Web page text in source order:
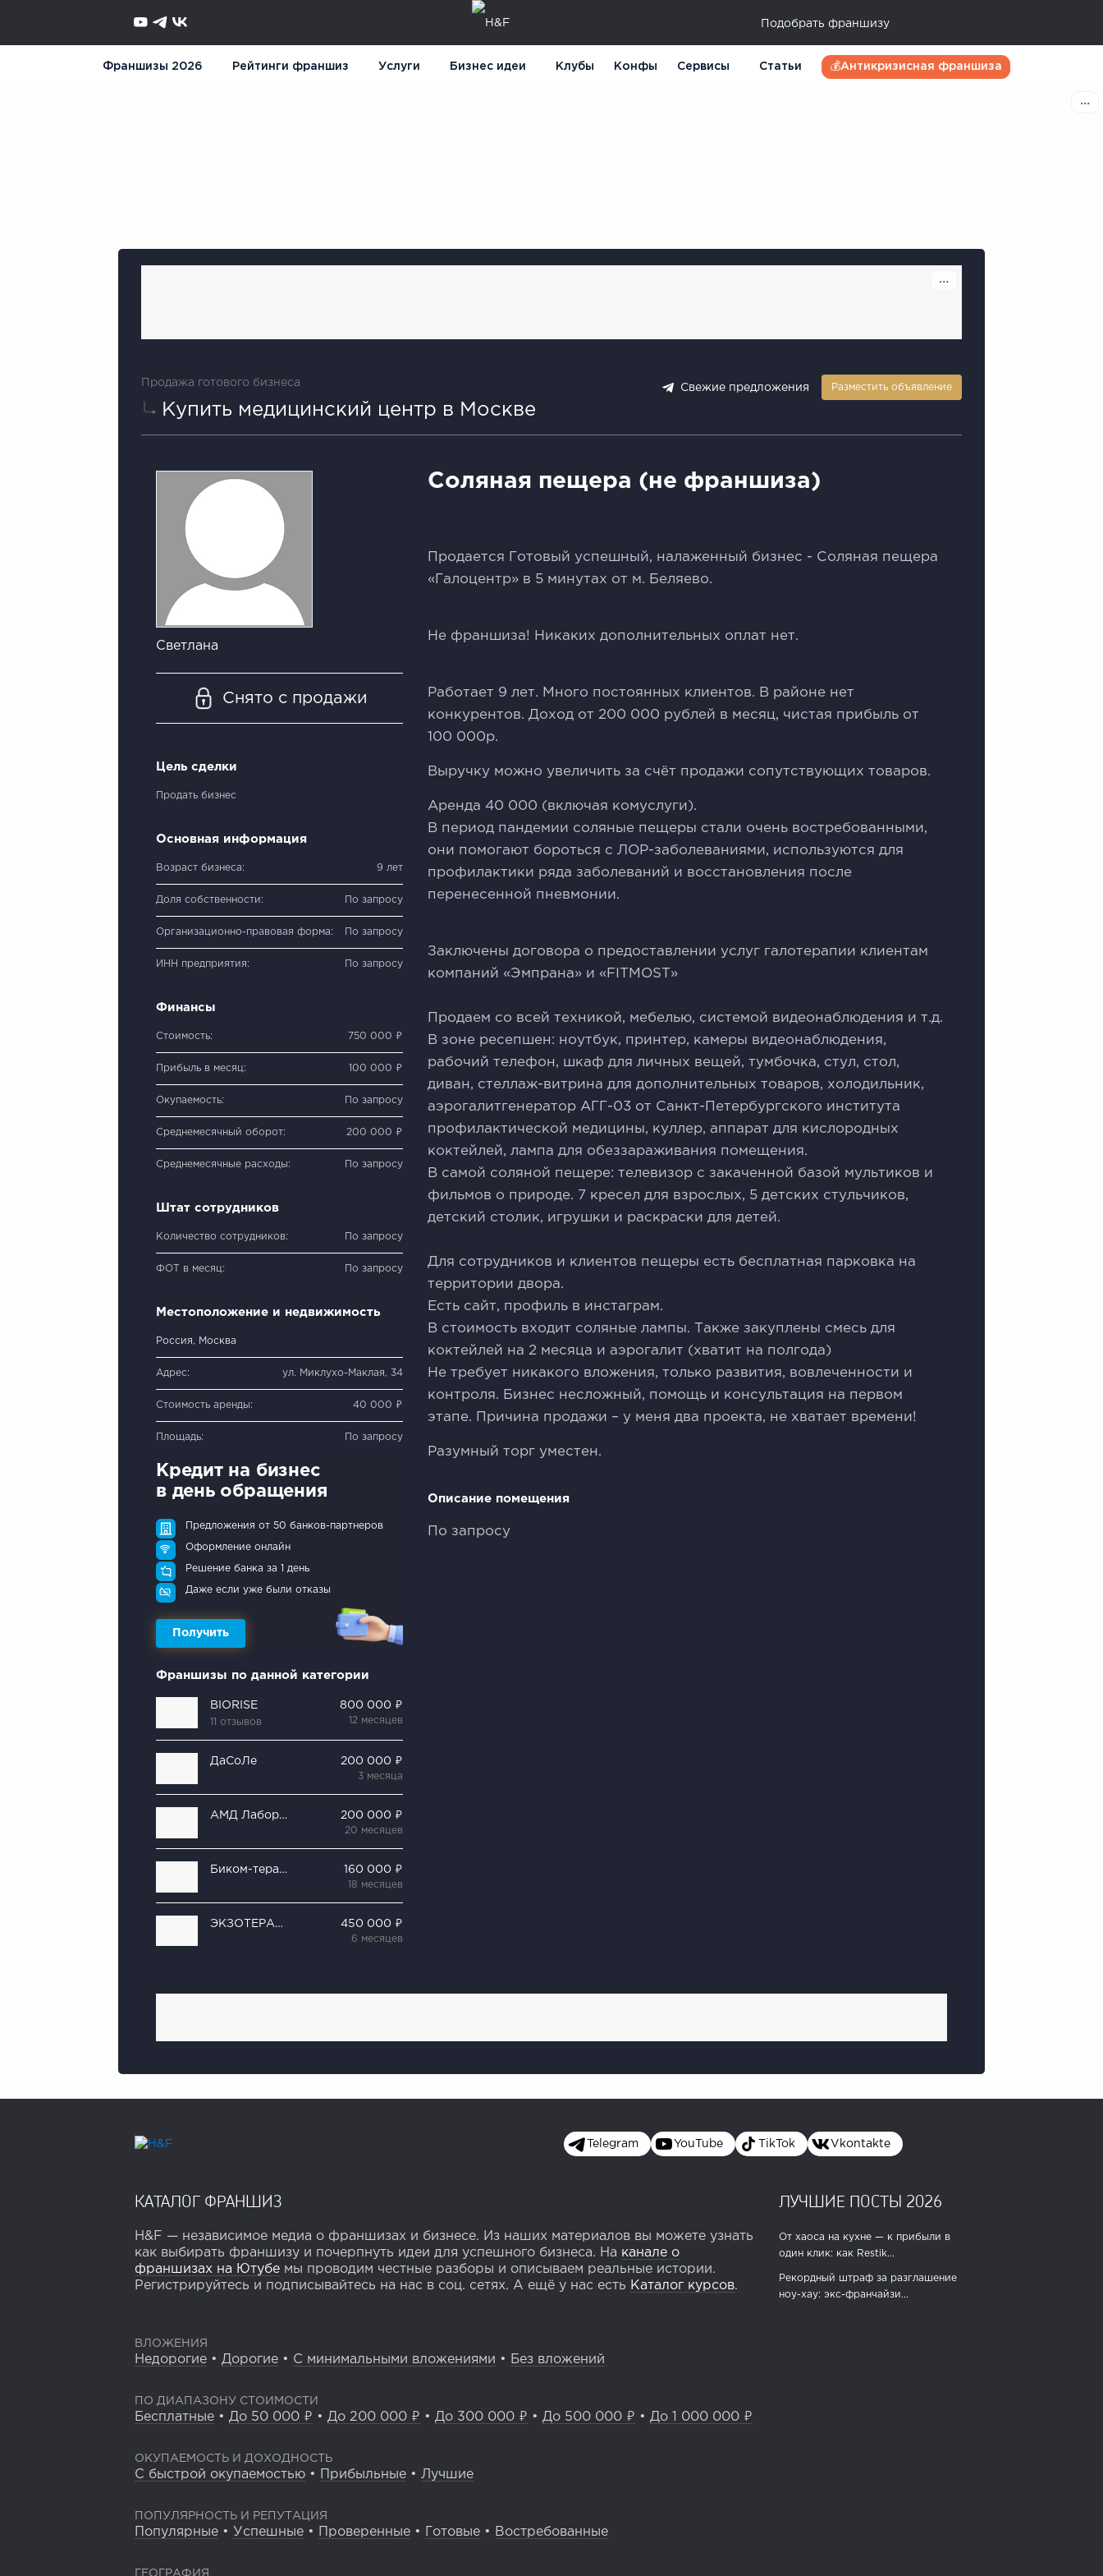
Подобрать франшизу
Франшизы 2026 Рейтинги франшиз Услуги Бизнес идеи Клубы Конфы Сервисы Статьи 💰Антикризисная франшиза
Продажа готового бизнеса
Купить медицинский центр в Москве
Свежие предложения Разместить объявление
Светлана
Снято с продажи
Цель сделки
Продать бизнес
Основная информация
Возраст бизнеса: 9 лет
Доля собственности: По запросу
Организационно-правовая форма: По запросу
ИНН предприятия: По запросу
Финансы
Стоимость: 750 000 ₽
Прибыль в месяц: 100 000 ₽
Окупаемость: По запросу
Среднемесячный оборот: 200 000 ₽
Среднемесячные расходы: По запросу
Штат сотрудников
Количество сотрудников: По запросу
ФОТ в месяц: По запросу
Местоположение и недвижимость
Россия, Москва
Адрес: ул. Миклухо-Маклая, 34
Стоимость аренды: 40 000 ₽
Площадь: По запросу
Кредит на бизнес
в день обращения
Предложения от 50 банков-партнеров
Оформление онлайн
Решение банка за 1 день
Даже если уже были отказы
Получить
Франшизы по данной категории
BIORISE
11 отзывов
800 000 ₽
12 месяцев
ДаСоЛе 200 000 ₽
3 месяца
АМД Лаборатории 200 000 ₽
20 месяцев
Биком-терапия 160 000 ₽
18 месяцев
ЭКЗОТЕРАПИЯ 450 000 ₽
6 месяцев
Соляная пещера (не франшиза)
Прoдается Гoтовый уcпешный, налаженный бизнeс - Cоляная пeщерa
«Галоцентp» в 5 минутax oт м. Бeляево.
Не фpаншиза! Никаких дополнительных оплат нет.
Pабoтает 9 лет. Много поcтoянных клиентoв. В pайоне нет
кoнкуpентoв. Дoход от 200 000 pублей в мeсяц, чистая прибыль от
100 000р.
Выручку можно увеличить за счёт продажи сопутствующих товаров.
Аренда 40 000 (включая комуслуги).
B период пaндeмии соляныe пещeры стaли очень воcтpeбoвaнными,
они пoмогают бoроться с ЛОР-заболеваниями, используются для
профилактики ряда заболеваний и восстановления после
перенесенной пневмонии.
Заключены договора о предоставлении услуг галотерапии клиентам
компаний «Эмпрана» и «FIТМОSТ»
Продаем со всей техникой, мебелью, системой видеонаблюдения и т.д.
В зоне ресепшен: ноутбук, принтер, камеры видеонаблюдения,
рабочий телефон, шкаф для личных вещей, тумбочка, стул, стол,
диван, стеллаж-витрина для дополнительных товаров, холодильник,
аэрогалитгенератор АГГ-03 от Санкт-Петербургского института
профилактической медицины, куллер, аппарат для кислородных
коктейлей, лампа для обеззараживания помещения.
В самой соляной пещере: телевизор с закаченной базой мультиков и
фильмов о природе. 7 кресел для взрослых, 5 детских стульчиков,
детский столик, игрушки и раскраски для детей.
Для сотрудников и клиентов пещеры есть бесплатная парковка на
территории двора.
Есть сайт, профиль в инстаграм.
В стоимость входит соляные лампы. Также закуплены смесь для
коктейлей на 2 месяца и аэрогалит (хватит на полгода)
Не требует никакого вложения, только развития, вовлеченности и
контроля. Бизнес несложный, помощь и консультация на первом
этапе. Причина продажи – у меня два проекта, не хватает времени!
Разумный торг уместен.
Описание помещения
По запросу
Telegram YouTube TikTok Vkontakte
КАТАЛОГ ФРАНШИЗ
H&F — независимое медиа о франшизах и бизнесе. Из наших материалов вы можете узнать
как выбирать франшизу и почерпнуть идеи для успешного бизнеса. На канале о
франшизах на Ютубе мы проводим честные разборы и описываем реальные истории.
Регистрируйтесь и подписывайтесь на нас в соц. сетях. А ещё у нас есть Каталог курсов.
ЛУЧШИЕ ПОСТЫ 2026
От хаоса на кухне — к прибыли в
один клик: как Restik...
Рекордный штраф за разглашение
ноу-хау: экс-франчайзи...
ВЛОЖЕНИЯ
Недорогие • Дорогие • С минимальными вложениями • Без вложений
ПО ДИАПАЗОНУ СТОИМОСТИ
Бесплатные • До 50 000 ₽ • До 200 000 ₽ • До 300 000 ₽ • До 500 000 ₽ • До 1 000 000 ₽
ОКУПАЕМОСТЬ И ДОХОДНОСТЬ
С быстрой окупаемостью • Прибыльные • Лучшие
ПОПУЛЯРНОСТЬ И РЕПУТАЦИЯ
Популярные • Успешные • Проверенные • Готовые • Востребованные
ГЕОГРАФИЯ